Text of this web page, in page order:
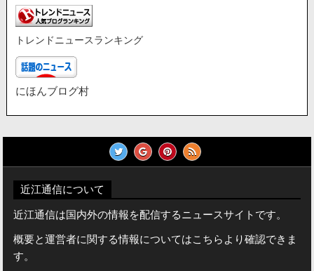
トレンドニュースランキング
にほんブログ村
近江通信について
近江通信は国内外の情報を配信するニュースサイトです。
概要と運営者に関する情報についてはこちらより確認できま
す。